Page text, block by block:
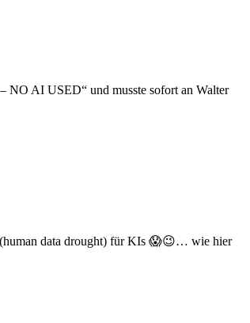
NO AI USED“ und musste sofort an Walter
(human data drought) für KIs 😱😉… wie hier